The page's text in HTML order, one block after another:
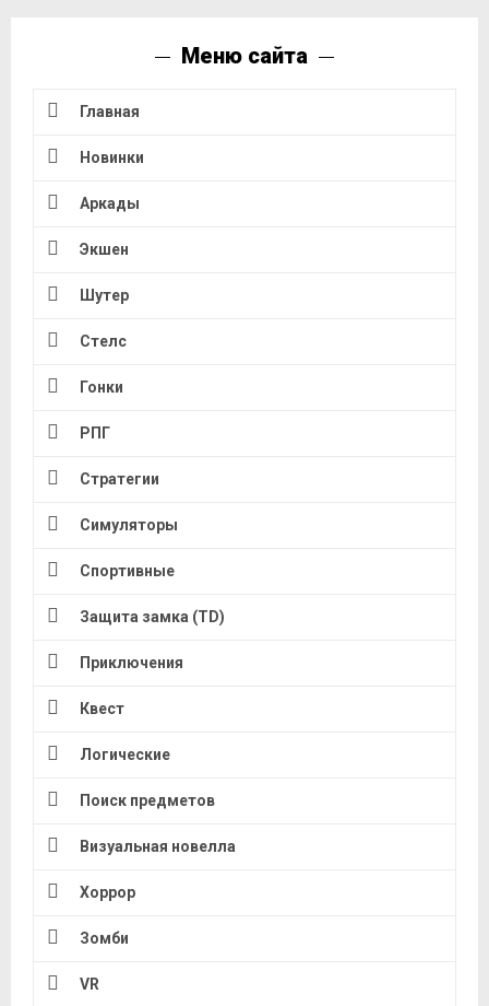
Меню сайта
Главная
Новинки
Аркады
Экшен
Шутер
Стелс
Гонки
РПГ
Стратегии
Симуляторы
Спортивные
Защита замка (TD)
Приключения
Квест
Логические
Поиск предметов
Визуальная новелла
Хоррор
Зомби
VR